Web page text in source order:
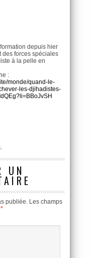
depuis hier
des forces spéciales
à la pelle en
:
monde/quand-le-
les-djihadistes-
UN
publiée. Les champs
*